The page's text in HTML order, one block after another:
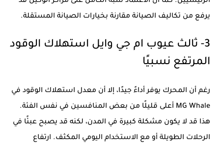
يرفع من تكاليف الصيانة مقارنة بخيارات الصيانة المستقلة.
3- ثالث عيوب ام جي وايل استهلاك الوقود
المرتفع نسبيًا
رغم أن المحرك يوفر أداءً جيدًا، إلا أن معدل استهلاك الوقود في
MG Whale أعلى قليلًا من بعض المنافسين في نفس الفئة.
هذا قد لا يكون مشكلة كبيرة في المدن، لكنه قد يصبح عبئًا في
الرحلات الطويلة أو مع الاستخدام اليومي المكثف. ارتفاع